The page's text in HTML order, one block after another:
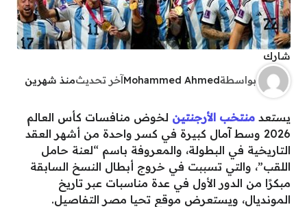
شارك
بواسطةMohammed Ahmed آخر تحديثمنذ شهرين
يستعد منتخب الأرجنتين لخوض منافسات كأس العالم
2026 وسط آمال كبيرة في كسر واحدة من أشهر العقد
التاريخية في البطولة، والمعروفة باسم “لعنة حامل
اللقب”، والتي تسببت في خروج أبطال النسخ السابقة
مبكرًا من الدور الأول في عدة مناسبات عبر تاريخ
المونديال، ويستعرض موقع تحيا مصر التفاصيل.